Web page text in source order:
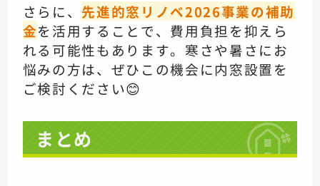
さらに、 先進的窓リノベ2026事業の補助
金を活用することで、費用負担を抑えら
れる可能性もあります。寒さや暑さにお
悩みの方は、ぜひこの機会に内窓設置を
ご検討ください😊
まとめ